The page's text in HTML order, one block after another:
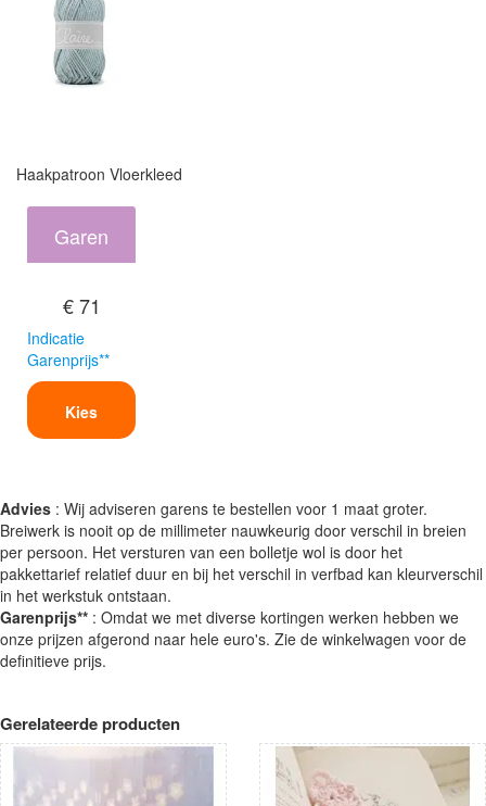
Haakpatroon Vloerkleed
Garen
€ 71
Indicatie
Garenprijs**
Kies
Advies : Wij adviseren garens te bestellen voor 1 maat groter.
Breiwerk is nooit op de millimeter nauwkeurig door verschil in breien
per persoon. Het versturen van een bolletje wol is door het
pakkettarief relatief duur en bij het verschil in verfbad kan kleurverschil
in het werkstuk ontstaan.
Garenprijs** : Omdat we met diverse kortingen werken hebben we
onze prijzen afgerond naar hele euro's. Zie de winkelwagen voor de
definitieve prijs.
Gerelateerde producten